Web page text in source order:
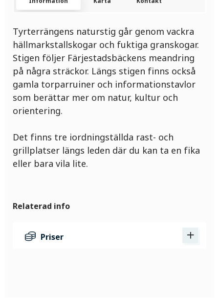
Tyrterrängens naturstig går genom vackra
hällmarkstallskogar och fuktiga granskogar.
Stigen följer Färjestadsbäckens meandring
på några sträckor. Längs stigen finns också
gamla torparruiner och informationstavlor
som berättar mer om natur, kultur och
orientering.
Det finns tre iordningställda rast- och
grillplatser längs leden där du kan ta en fika
eller bara vila lite.
Relaterad info
Priser